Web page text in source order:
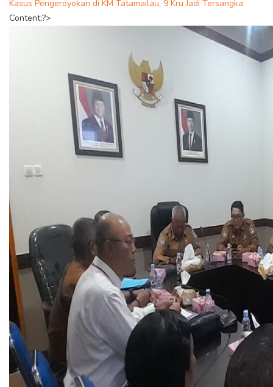
Kasus Pengeroyokan di KM Tatamailau, 9 Kru Jadi Tersangka
Content;?>